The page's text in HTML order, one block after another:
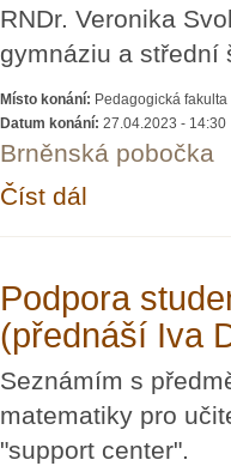
RNDr. Veronika
gymnáziu a střední
Místo konání: Pedagogická
Datum konání: 27.04.2023 - 14:30
Brněnská pobočka
Číst dál
Podpora
(přednáší Iva
Seznámím s
matematiky pro
"support center".